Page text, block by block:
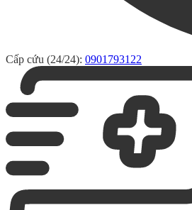
Cấp cứu (24/24): 0901793122